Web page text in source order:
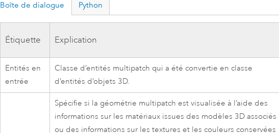
Boîte de dialogue Python
Étiquette Explication
Entités en
entrée
Classe d’entités multipatch qui a été convertie en classe
d’entités d’objets 3D.
Spécifie si la géométrie multipatch est visualisée à l’aide des
informations sur les matériaux issues des modèles 3D associés
ou des informations sur les textures et les couleurs conservées